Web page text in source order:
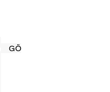
GÖRÜNÜMTV